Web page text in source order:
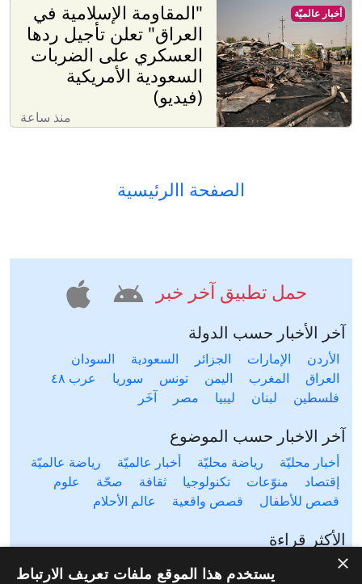
"المقاومة الإسلامية في
العراق" تعلن تأجيل ردها
العسكري على الضربات
السعودية الأمريكية
(فيديو)
منذ ساعة
أخبار عالميّة
الصفحة االرئيسية
حمل تطبيق آخر خبر
آخر الأخبار حسب الدولة
الأردن الإمارات الجزائر السعودية
السودان
العراق
المغرب اليمن تونس سوريا
عرب ٤٨
فلسطين
لبنان ليبيا مصر آخَر
آخر الاخبار حسب الموضوع
أخبار محليّة رياضة محليّة أخبار عالميّة
رياضة عالميّة
إقتصاد
منوّعات تكنولوجيا ثقافة صحّة
علوم
قصص للأطفال
قصص واقعية عالم الأحلام
الأكثر قراءة
آخر ٢٤ ساعة آخر أسبوع آخر شهر ×
يستخدم هذا الموقع ملفات تعريف الارتباط